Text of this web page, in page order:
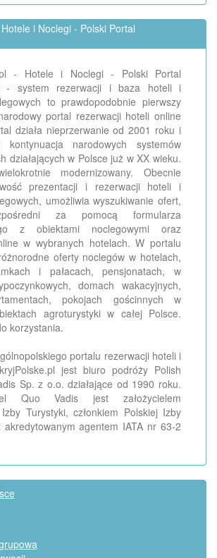
i Noclegi - Polski Portal
- Hotele i Noclegi - Polski Portal
- system rezerwacji i baza hoteli i
to prawdopodobnie pierwszy
portal rezerwacji hoteli online
działa nieprzerwanie od 2001 roku i
kontynuacja narodowych systemów
działających w Polsce już w XX wieku.
modernizowany. Obecnie
prezentacji i rezerwacji hoteli i
umożliwia wyszukiwanie ofert,
za pomocą formularza
z obiektami noclegowymi oraz
w wybranych hotelach. W portalu
oferty noclegów w hotelach,
i pałacach, pensjonatach, w
domach wakacyjnych,
pokojach gościnnych w
agroturystyki w całej Polsce.
korzystania.
portalu rezerwacji hoteli i
jest biuro podróży Polish
Sp. z o.o. działające od 1990 roku.
Quo Vadis jest założycielem
Turystyki, członkiem Polskiej Izby
akredytowanym agentem IATA nr 63-2